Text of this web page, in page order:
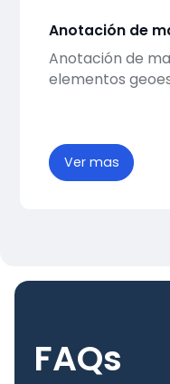
Anotación de
Anotación de
elementos
Ver mas
FAQs